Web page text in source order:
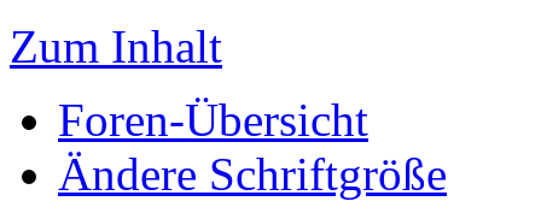
Zum Inhalt
Foren-Übersicht
Ändere Schriftgröße